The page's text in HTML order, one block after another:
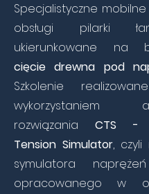
Specjalistyczne mobilne
obsługi pilarki
ukierunkowane na
cięcie drewna pod
Szkolenie
wykorzystaniem
rozwiązania CTS -
Tension Simulator, czyli
symulatora
opracowanego w